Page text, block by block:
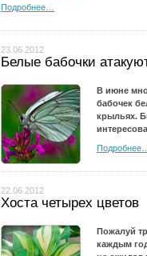
Подробнее…
23.06.2012
Белые бабочки
В июне
бабочек
крыльях.
22.06.2012
Хоста четырех цветов
Пожалуй
каждым